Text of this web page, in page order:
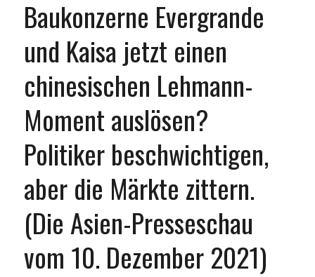
Baukonzerne Evergrande
und Kaisa jetzt einen
chinesischen Lehmann-
Moment auslösen?
Politiker beschwichtigen,
aber die Märkte zittern.
(Die Asien-Presseschau
vom 10. Dezember 2021)